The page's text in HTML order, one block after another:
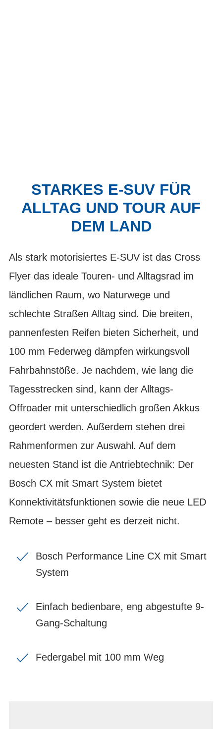
STARKES E-SUV FÜR
ALLTAG UND TOUR AUF
DEM LAND
Als stark motorisiertes E-SUV ist das Cross
Flyer das ideale Touren- und Alltagsrad im
ländlichen Raum, wo Naturwege und
schlechte Straßen Alltag sind. Die breiten,
pannenfesten Reifen bieten Sicherheit, und
100 mm Federweg dämpfen wirkungsvoll
Fahrbahnstöße. Je nachdem, wie lang die
Tagesstrecken sind, kann der Alltags-
Offroader mit unterschiedlich großen Akkus
geordert werden. Außerdem stehen drei
Rahmenformen zur Auswahl. Auf dem
neuesten Stand ist die Antriebtechnik: Der
Bosch CX mit Smart System bietet
Konnektivitätsfunktionen sowie die neue LED
Remote – besser geht es derzeit nicht.
Bosch Performance Line CX mit Smart
System
Einfach bedienbare, eng abgestufte 9-
Gang-Schaltung
Federgabel mit 100 mm Weg